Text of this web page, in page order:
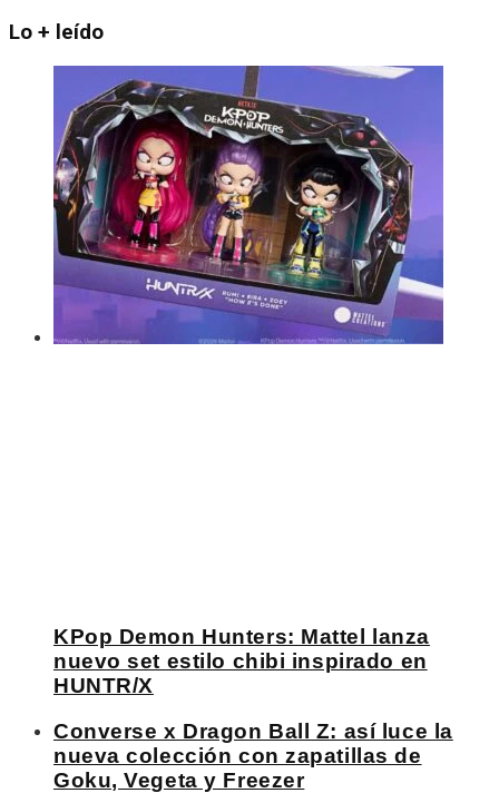
Lo + leído
KPop Demon Hunters: Mattel lanza
nuevo set estilo chibi inspirado en
HUNTR/X
Converse x Dragon Ball Z: así luce la
nueva colección con zapatillas de
Goku, Vegeta y Freezer